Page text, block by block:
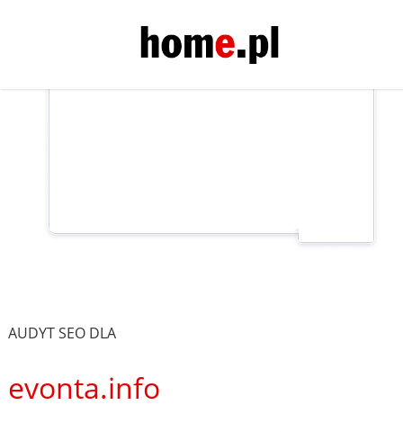
AUDYT SEO DLA
evonta.info